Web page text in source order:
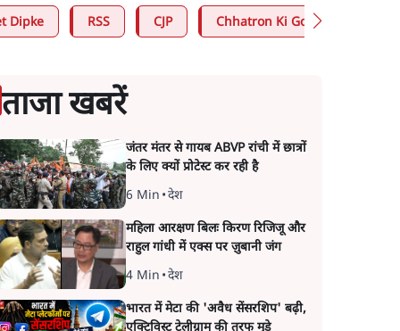
Dipke RSS CJP Chhatron Ki Goonj
ताजा खबरें
जंतर मंतर से गायब ABVP रांची में छात्रों
के लिए क्यों प्रोटेस्ट कर रही है
6 Min •देश
महिला आरक्षण बिलः किरण रिजिजू और
राहुल गांधी में एक्स पर ज़ुबानी जंग
4 Min •देश
भारत में मेटा की 'अवैध सेंसरशिप' बढ़ी,